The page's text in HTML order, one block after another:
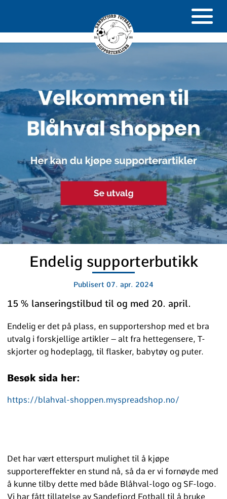
Endelig supporterbutikk
Publisert 07. apr. 2024
15 % lanseringstilbud til og med 20. april.
Endelig er det på plass, en supportershop med et bra
utvalg i forskjellige artikler – alt fra hettegensere, T-
skjorter og hodeplagg, til flasker, babytøy og puter.
Besøk sida her:
https://blahval-shoppen.myspreadshop.no/
Det har vært etterspurt mulighet til å kjøpe
supportereffekter en stund nå, så da er vi fornøyde med
å kunne tilby dette med både Blåhval-logo og SF-logo.
Vi har fått tillatelse av Sandefjord Fotball til å bruke